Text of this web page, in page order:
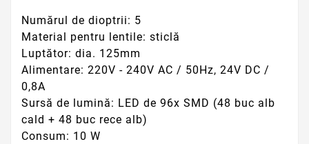
Numărul de dioptrii: 5
Material pentru lentile: sticlă
Luptător: dia. 125mm
Alimentare: 220V - 240V AC / 50Hz, 24V DC /
0,8A
Sursă de lumină: LED de 96x SMD (48 buc alb
cald + 48 buc rece alb)
Consum: 10 W